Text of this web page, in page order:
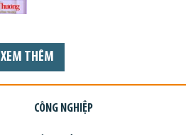
XEM THÊM
CÔNG NGHIỆP